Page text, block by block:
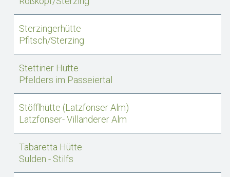
Sterzingerhütte
Pfitsch/Sterzing
Stettiner Hütte
Pfelders im Passeiertal
Stöfflhütte (Latzfonser Alm)
Latzfonser- Villanderer Alm
Tabaretta Hütte
Sulden - Stilfs